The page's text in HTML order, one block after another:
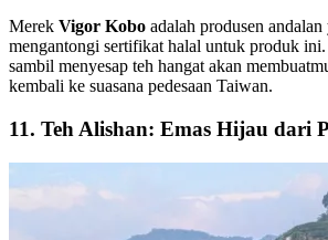
Merek Vigor Kobo adalah produsen andalan
mengantongi sertifikat halal untuk produk
sambil menyesap teh hangat akan
kembali ke suasana pedesaan Taiwan.
11. Teh Alishan: Emas Hijau dari